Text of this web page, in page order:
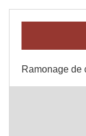
Ramonage de